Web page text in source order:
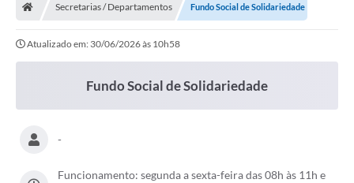
A Prefeitura
Transparência
Diário Oficial
Secretarias / Departamentos Fundo Social de Solidariedade
Atualizado em: 30/06/2026 às 10h58
Fundo Social de Solidariedade
-
Funcionamento: segunda a sexta-feira das 08h às 11h e